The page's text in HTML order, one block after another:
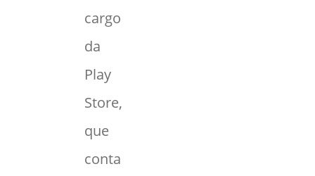
cargo
da
Play
Store,
que
conta